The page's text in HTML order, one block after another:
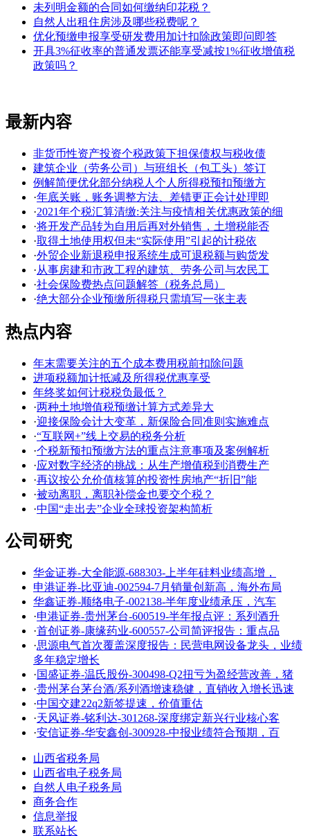
未列明金额的合同如何缴纳印花税？
自然人出租住房涉及哪些税费呢？
优化预缴申报享受研发费用加计扣除政策即问即答
开具3%征收率的普通发票还能享受减按1%征收增值税
政策吗？
最新内容
非货币性资产投资个税政策下担保债权与税收债
建筑企业（劳务公司）与班组长（包工头）签订
例解简便优化部分纳税人个人所得税预扣预缴方
·年底关账，账务调整方法、差错更正会计处理即
·2021年个税汇算清缴:关注与疫情相关优惠政策的细
·将开发产品转为自用后再对外销售，土增税能否
·取得土地使用权但未“实际使用”引起的计税依
·外贸企业新退税申报系统生成可退税额与购货发
·从事房建和市政工程的建筑、劳务公司与农民工
·社会保险费热点问题解答（税务总局）
·绝大部分企业预缴所得税只需填写一张主表
热点内容
年末需要关注的五个成本费用税前扣除问题
进项税额加计抵减及所得税优惠享受
年终奖如何计税税负最低？
·两种土地增值税预缴计算方式差异大
·迎接保险会计大变革，新保险合同准则实施难点
·“互联网+”线上交易的税务分析
·个税新预扣预缴方法的重点注意事项及案例解析
·应对数字经济的挑战：从生产增值税到消费生产
·再议按公允价值核算的投资性房地产“折旧”能
·被动离职，离职补偿金也要交个税？
·中国“走出去”企业全球投资架构简析
公司研究
华金证券-大全能源-688303-上半年硅料业绩高增，
申港证券-比亚迪-002594-7月销量创新高，海外布局
华鑫证券-顺络电子-002138-半年度业绩承压，汽车
·申港证券-贵州茅台-600519-半年报点评：系列酒升
·首创证券-康缘药业-600557-公司简评报告：重点品
·思源电气首次覆盖深度报告：民营电网设备龙头，业绩
多年稳定增长
·国盛证券-温氏股份-300498-Q2扭亏为盈经营改善，猪
·贵州茅台茅台酒/系列酒增速稳健，直销收入增长迅速
·中国交建22q2新签提速，价值重估
·天风证券-铭利达-301268-深度绑定新兴行业核心客
·安信证券-华安鑫创-300928-中报业绩符合预期，百
山西省税务局
山西省电子税务局
自然人电子税务局
商务合作
信息举报
联系站长